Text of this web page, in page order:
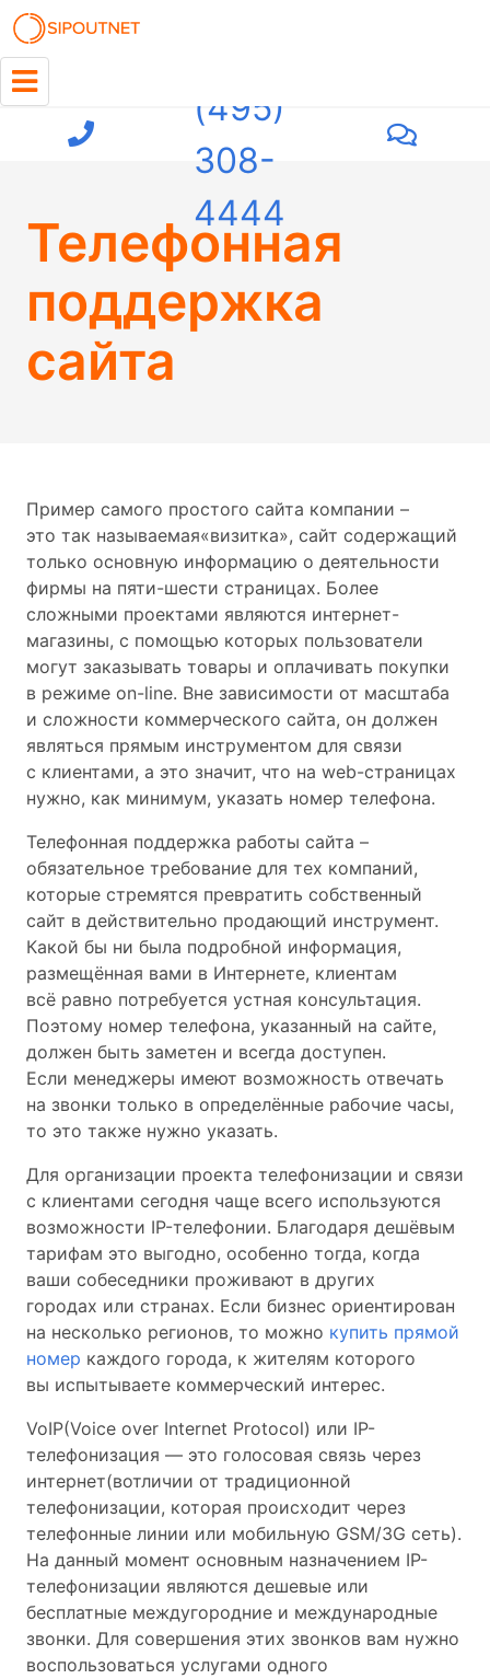
(495)
308-
4444
Телефонная
поддержка
сайта
Пример самого простого сайта компании –
это так называемая«визитка», сайт содержащий
только основную информацию о деятельности
фирмы на пяти-шести страницах. Более
сложными проектами являются интернет-
магазины, с помощью которых пользователи
могут заказывать товары и оплачивать покупки
в режиме on-line. Вне зависимости от масштаба
и сложности коммерческого сайта, он должен
являться прямым инструментом для связи
с клиентами, а это значит, что на web-страницах
нужно, как минимум, указать номер телефона.
Телефонная поддержка работы сайта –
обязательное требование для тех компаний,
которые стремятся превратить собственный
сайт в действительно продающий инструмент.
Какой бы ни была подробной информация,
размещённая вами в Интернете, клиентам
всё равно потребуется устная консультация.
Поэтому номер телефона, указанный на сайте,
должен быть заметен и всегда доступен.
Если менеджеры имеют возможность отвечать
на звонки только в определённые рабочие часы,
то это также нужно указать.
Для организации проекта телефонизации и связи
с клиентами сегодня чаще всего используются
возможности IP-телефонии. Благодаря дешёвым
тарифам это выгодно, особенно тогда, когда
ваши собеседники проживают в других
городах или странах. Если бизнес ориентирован
на несколько регионов, то можно купить прямой
номер каждого города, к жителям которого
вы испытываете коммерческий интерес.
VoIP(Voice over Internet Protocol) или IP-
телефонизация — это голосовая связь через
интернет(вотличии от традиционной
телефонизации, которая происходит через
телефонные линии или мобильную GSM/3G сеть).
На данный момент основным назначением IP-
телефонизации являются дешевые или
бесплатные междугородние и международные
звонки. Для совершения этих звонков вам нужно
воспользоваться услугами одного